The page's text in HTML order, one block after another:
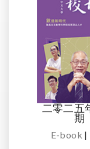
二零二五
期
E-book |